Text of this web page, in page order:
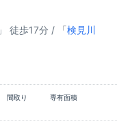
」 徒歩17分 / 「検見川
間取り
専有面積